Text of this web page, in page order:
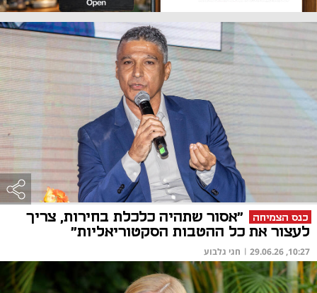
כנס הצמיחה
"אסור שתהיה כלכלת בחירות, צריך
לעצור את כל ההטבות הסקטוריאליות"
10:27, 29.06.26
| חגי גלבוע